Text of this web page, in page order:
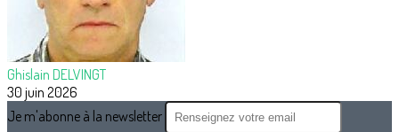
Ghislain DELVINGT
30 juin 2026
Je m'abonne à la newsletter